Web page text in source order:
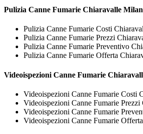
Pulizia Canne Fumarie Chiaravalle
Pulizia Canne Fumarie Costi
Pulizia Canne Fumarie Prezzi
Pulizia Canne Fumarie Preventivo
Pulizia Canne Fumarie Offerta
Videoispezioni Canne Fumarie
Videoispezioni Canne Fumarie Costi
Videoispezioni Canne Fumarie
Videoispezioni Canne Fumarie
Videoispezioni Canne Fumarie